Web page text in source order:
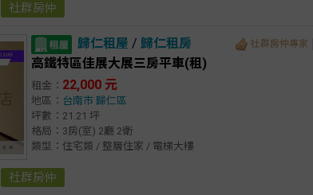
社群房仲
歸仁租屋 / 歸仁租房 社群房仲專家
高鐵特區佳展大展三房平車(租)
租金： 22,000 元
地區： 台南市 歸仁區
坪數：21.21 坪
格局：3房(室) 2廳 2衛
類型：住宅類 / 整層住家 / 電梯大樓
社群房仲